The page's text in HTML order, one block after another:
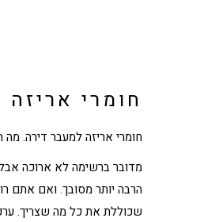
חומרי
חומרי אריזה למעבר דירה. מה
מדובר ברשימה לא ארוכה
הרבה יותר מסובך. ואם אתם
שכוללת את כל מה שצריך.